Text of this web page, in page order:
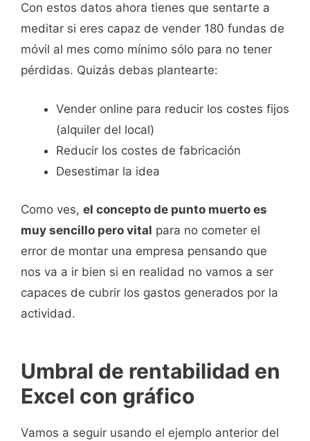
Con estos datos ahora tienes que sentarte a
meditar si eres capaz de vender 180 fundas de
móvil al mes como mínimo sólo para no tener
pérdidas. Quizás debas plantearte:
Vender online para reducir los costes fijos
(alquiler del local)
Reducir los costes de fabricación
Desestimar la idea
Como ves, el concepto de punto muerto es
muy sencillo pero vital para no cometer el
error de montar una empresa pensando que
nos va a ir bien si en realidad no vamos a ser
capaces de cubrir los gastos generados por la
actividad.
Umbral de rentabilidad en
Excel con gráfico
Vamos a seguir usando el ejemplo anterior del